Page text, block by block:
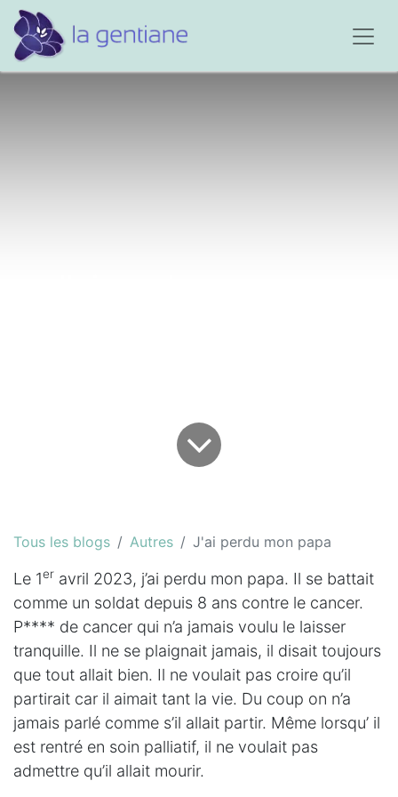
Tous les blogs Autres J'ai perdu mon papa
Le 1er avril 2023, j’ai perdu mon papa. Il se battait
comme un soldat depuis 8 ans contre le cancer.
P**** de cancer qui n’a jamais voulu le laisser
tranquille. Il ne se plaignait jamais, il disait toujours
que tout allait bien. Il ne voulait pas croire qu’il
partirait car il aimait tant la vie. Du coup on n’a
jamais parlé comme s’il allait partir. Même lorsqu’ il
est rentré en soin palliatif, il ne voulait pas
admettre qu’il allait mourir.